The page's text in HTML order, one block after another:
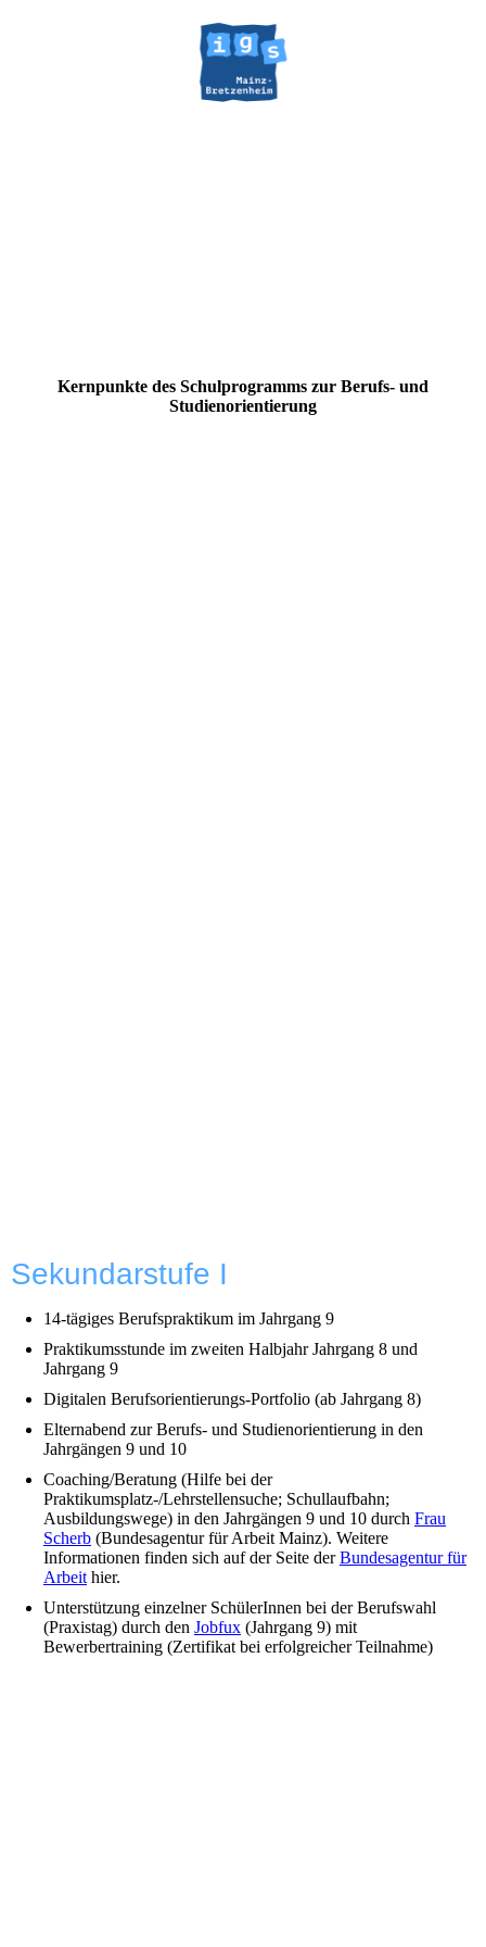
Kernpunkte des Schulprogramms zur Berufs- und
Studienorientierung
Sekundarstufe I
14-tägiges Berufspraktikum im Jahrgang 9
Praktikumsstunde im zweiten Halbjahr Jahrgang 8 und
Jahrgang 9
Digitalen Berufsorientierungs-Portfolio (ab Jahrgang 8)
Elternabend zur Berufs- und Studienorientierung in den
Jahrgängen 9 und 10
Coaching/Beratung (Hilfe bei der
Praktikumsplatz-/Lehrstellensuche; Schullaufbahn;
Ausbildungswege) in den Jahrgängen 9 und 10 durch Frau
Scherb (Bundesagentur für Arbeit Mainz). Weitere
Informationen finden sich auf der Seite derBundesagentur für
Arbeit hier.
Unterstützung einzelner SchülerInnen bei der Berufswahl
(Praxistag) durch den Jobfux (Jahrgang 9) mit
Bewerbertraining (Zertifikat bei erfolgreicher Teilnahme)